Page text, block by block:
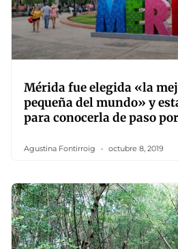
Mérida fue elegida «la
pequeña del mundo» y
para conocerla de paso
Agustina Fontirroig octubre 8, 2019